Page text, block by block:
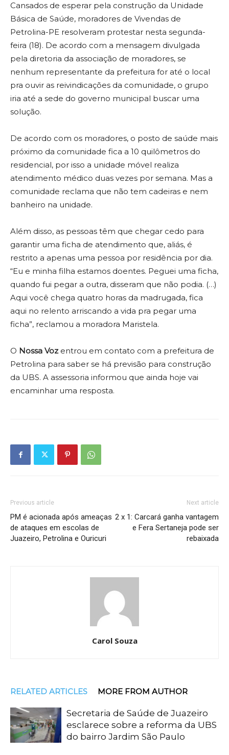
Cansados de esperar pela construção da Unidade
Básica de Saúde, moradores de Vivendas de
Petrolina-PE resolveram protestar nesta segunda-
feira (18). De acordo com a mensagem divulgada
pela diretoria da associação de moradores, se
nenhum representante da prefeitura for até o local
pra ouvir as reivindicações da comunidade, o grupo
iria até a sede do governo municipal buscar uma
solução.
De acordo com os moradores, o posto de saúde mais
próximo da comunidade fica a 10 quilômetros do
residencial, por isso a unidade móvel realiza
atendimento médico duas vezes por semana. Mas a
comunidade reclama que não tem cadeiras e nem
banheiro na unidade.
Além disso, as pessoas têm que chegar cedo para
garantir uma ficha de atendimento que, aliás, é
restrito a apenas uma pessoa por residência por dia.
“Eu e minha filha estamos doentes. Peguei uma ficha,
quando fui pegar a outra, disseram que não podia. (…)
Aqui você chega quatro horas da madrugada, fica
aqui no relento arriscando a vida pra pegar uma
ficha”, reclamou a moradora Maristela.
O Nossa Voz entrou em contato com a prefeitura de
Petrolina para saber se há previsão para construção
da UBS. A assessoria informou que ainda hoje vai
encaminhar uma resposta.
Previous article
PM é acionada após ameaças
de ataques em escolas de
Juazeiro, Petrolina e Ouricuri
Next article
2 x 1: Carcará ganha vantagem
e Fera Sertaneja pode ser
rebaixada
Carol Souza
RELATED ARTICLES MORE FROM AUTHOR
Secretaria de Saúde de Juazeiro
esclarece sobre a reforma da UBS
do bairro Jardim São Paulo